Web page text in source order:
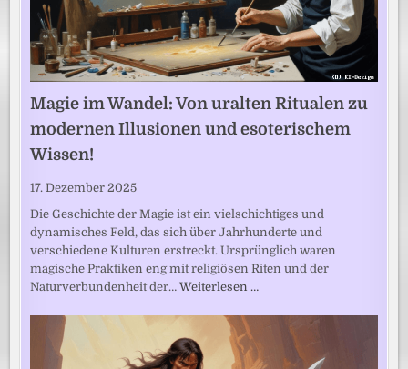
Magie im Wandel: Von uralten Ritualen zu
modernen Illusionen und esoterischem
Wissen!
17. Dezember 2025
Die Geschichte der Magie ist ein vielschichtiges und
dynamisches Feld, das sich über Jahrhunderte und
verschiedene Kulturen erstreckt. Ursprünglich waren
magische Praktiken eng mit religiösen Riten und der
Naturverbundenheit der…Weiterlesen …